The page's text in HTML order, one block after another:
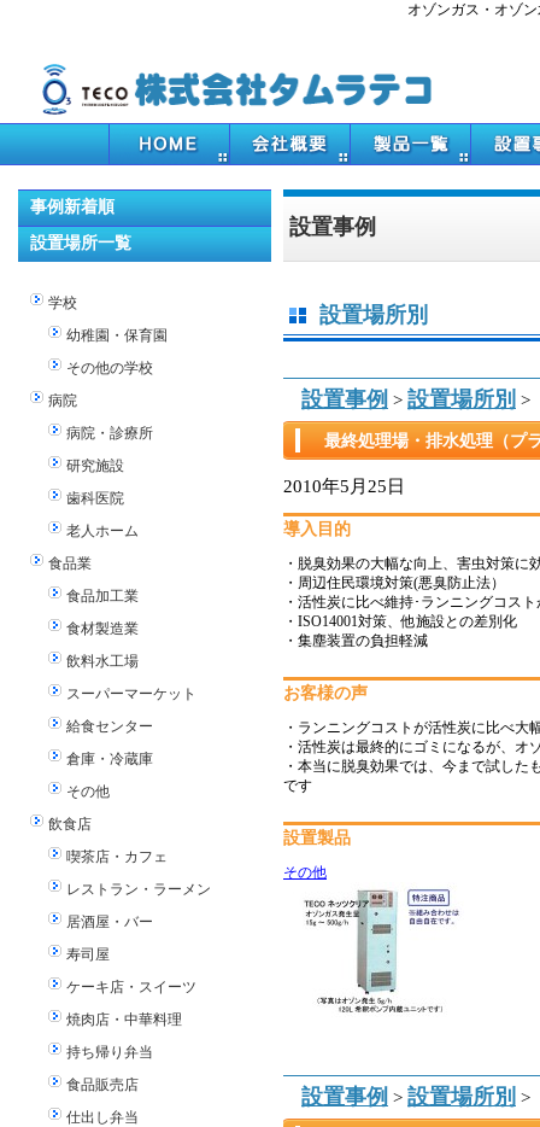
オゾンガス・オゾ
事例新着順
設置場所一覧
学校
幼稚園・保育園
その他の学校
病院
病院・診療所
研究施設
歯科医院
老人ホーム
食品業
食品加工業
食材製造業
飲料水工場
スーパーマーケット
給食センター
倉庫・冷蔵庫
その他
飲食店
喫茶店・カフェ
レストラン・ラーメン
居酒屋・バー
寿司屋
ケーキ店・スイーツ
焼肉店・中華料理
持ち帰り弁当
食品販売店
仕出し弁当
設置事例
設置場所別
設置事例 > 設置場所別 >
最終処理場・排水処理（プ
2010年5月25日
導入目的
・脱臭効果の大幅な向上、害虫対策に
・周辺住民環境対策(悪臭防止法）
・活性炭に比べ維持･ランニングコス
・ISO14001対策、他施設との差別化
・集塵装置の負担軽減
お客様の声
・ランニングコストが活性炭に比べ大
・活性炭は最終的にゴミになるが、オ
・本当に脱臭効果では、今まで試した
です
設置製品
その他
設置事例 > 設置場所別 >